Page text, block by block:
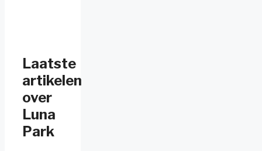
Laatste
artikelen
over
Luna
Park